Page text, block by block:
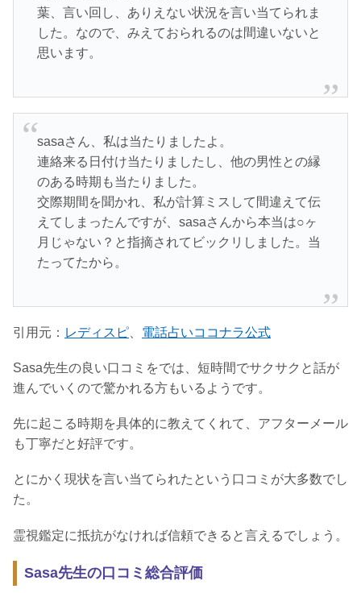
葉、言い回し、ありえない状況を言い当てられま
した。なので、みえておられるのは間違いないと
思います。
sasaさん、私は当たりましたよ。
連絡来る日付け当たりましたし、他の男性との縁
のある時期も当たりました。
交際期間を聞かれ、私が計算ミスして間違えて伝
えてしまったんですが、sasaさんから本当は○ヶ
月じゃない？と指摘されてビックリしました。当
たってたから。
引用元： レディスピ 電話占いココナラ公式
Sasa先生の良い口コミをでは、短時間でサクサクと話が
進んでいくので驚かれる方もいるようです。
先に起こる時期を具体的に教えてくれて、アフターメール
も丁寧だと好評です。
とにかく現状を言い当てられたという口コミが大多数でし
た。
霊視鑑定に抵抗がなければ信頼できると言えるでしょう。
Sasa先生の口コミ総合評価